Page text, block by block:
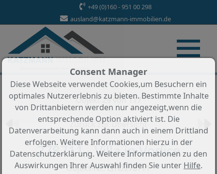
+49 (0)160 - 951 00 298
ausland@katzmann-immobilien.de
Objekt 29 von 117
Zurück zur Übersicht
278711 - Villa in Vodice
Objekt-Nr.: LITO278711
Consent Manager
Diese Webseite verwendet Cookies,um Besuchern ein
optimales Nutzererlebnis zu bieten. Bestimmte Inhalte
von Drittanbietern werden nur angezeigt,wenn die
entsprechende Option aktiviert ist. Die
Datenverarbeitung kann dann auch in einem Drittland
erfolgen. Weitere Informationen hierzu in der
Datenschutzerklärung. Weitere Informationen zu den
Auswirkungen Ihrer Auswahl finden Sie unter Hilfe.